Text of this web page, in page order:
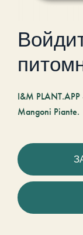
I&M
Mangoni Piante.